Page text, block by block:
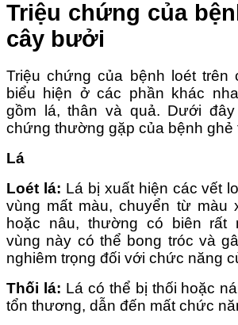
Triệu chứng của
cây bưởi
Triệu chứng của bệnh loét trên
biểu hiện ở các phần khác
gồm lá, thân và quả. Dưới
chứng thường gặp của bệnh ghẻ
Lá
Loét lá: Lá bị xuất hiện các vết
vùng mất màu, chuyển từ màu
hoặc nâu, thường có biên rất
vùng này có thể bong tróc và
nghiêm trọng đối với chức năng
Thối lá: Lá có thể bị thối hoặc
tổn thương, dẫn đến mất chức